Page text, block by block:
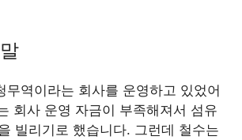
무역이라는 회사를 운영하고 있었어
회사 운영 자금이 부족해져서 섬유
빌리기로 했습니다. 그런데 철수는